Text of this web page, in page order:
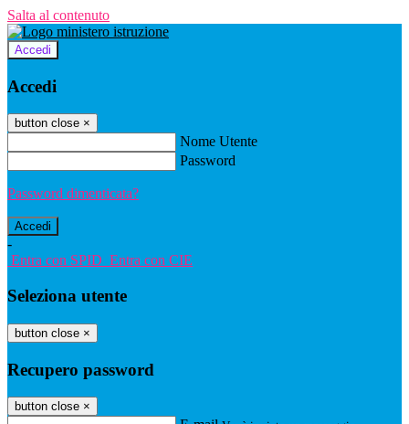
Salta al contenuto
Accedi
Accedi
button close ×
Nome Utente
Password
Password dimenticata?
-
Entra con SPID Entra con CIE
Seleziona utente
button close ×
Recupero password
button close ×